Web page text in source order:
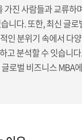
진 사람들과 교류
니다. 또한, 최신 글
인 분위기 속에서 다
고 분석할 수 잇습니
로벌 비즈니스 MBA